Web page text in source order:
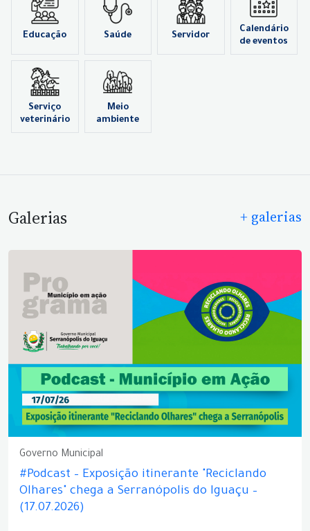
Educação Saúde Servidor
Calendário
de eventos
Serviço
veterinário
Meio
ambiente
Galerias + galerias
Governo Municipal
#Podcast – Exposição itinerante "Reciclando
Olhares" chega a Serranópolis do Iguaçu –
(17.07.2026)